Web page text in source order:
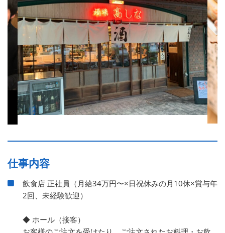
仕事内容
飲食店 正社員（月給34万円〜×日祝休みの月10休×賞与年
2回、未経験歓迎）
◆ ホール（接客）